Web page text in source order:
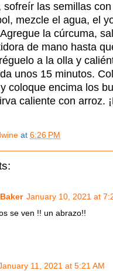
sofreír las semillas
mezcle el agua, el
la cúrcuma,
de mano hasta
a la olla y
unos 15 minutos.
coloque encima los
caliente con arroz.
at 6:26 PM
January 10, 2021 at
se ven !! un abrazo!!
11, 2021 at 5:21 AM